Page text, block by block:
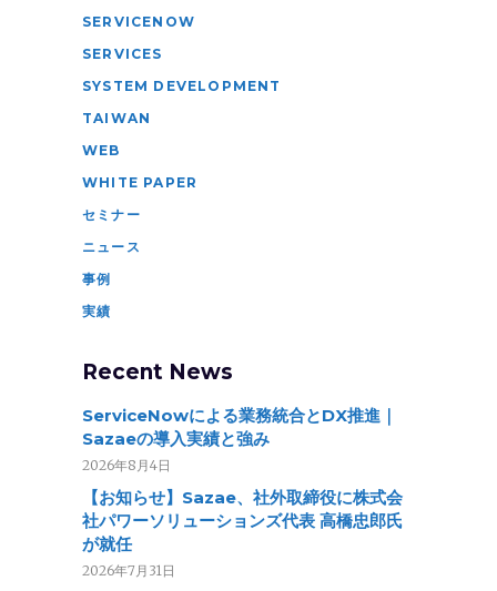
SERVICENOW
SERVICES
SYSTEM DEVELOPMENT
TAIWAN
WEB
WHITE PAPER
セミナー
ニュース
事例
実績
Recent News
ServiceNowによる業務統合とDX推進｜
Sazaeの導入実績と強み
2026年8月4日
【お知らせ】Sazae、社外取締役に株式会
社パワーソリューションズ代表 高橋忠郎氏
が就任
2026年7月31日